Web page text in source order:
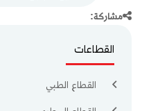
مشاركة:
القطاعات
القطاع الطبي